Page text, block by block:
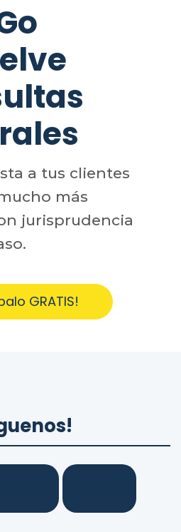
a tus clientes
más
jurisprudencia
GRATIS!